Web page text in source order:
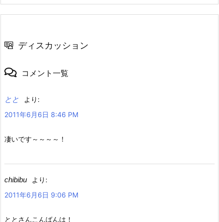
ディスカッション
コメント一覧
とと
より:
2011年6月6日 8:46 PM
凄いです～～～～！
chibibu
より:
2011年6月6日 9:06 PM
ととさんこんばんは！